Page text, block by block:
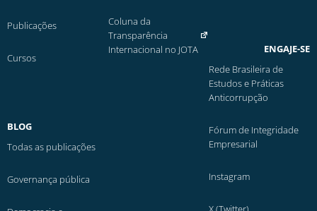
Publicações
Cursos
BLOG
Todas as publicações
Governança pública
Coluna da
Transparência
Internacional no JOTA
ENGAJE-SE
Rede Brasileira de
Estudos e Práticas
Anticorrupção
Fórum de Integridade
Empresarial
Instagram